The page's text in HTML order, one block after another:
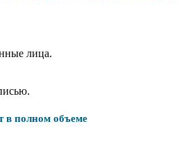
лица.
в полном объеме